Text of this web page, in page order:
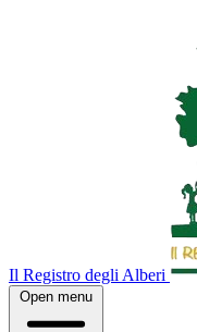
Il Registro degli Alberi
Open menu